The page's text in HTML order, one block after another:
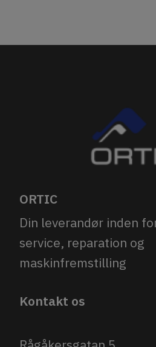
ORTIC
Din leverandør inden
service, reparation og
maskinfremstilling
Kontakt os